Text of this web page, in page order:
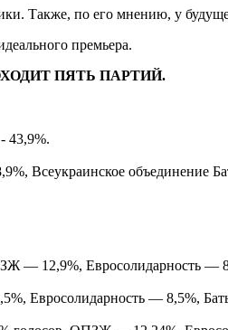
Также, по его мнению, у
премьера.
ПЯТЬ ПАРТИЙ.
43,9%.
Всеукраинское объединение
— 12,9%, Евросолидарность —
Евросолидарность — 8,5%,